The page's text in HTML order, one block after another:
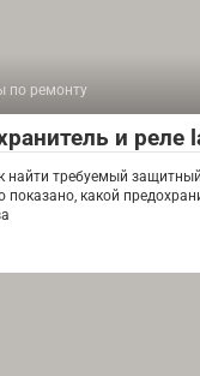
по ремонту
и реле
найти требуемый
показано, какой